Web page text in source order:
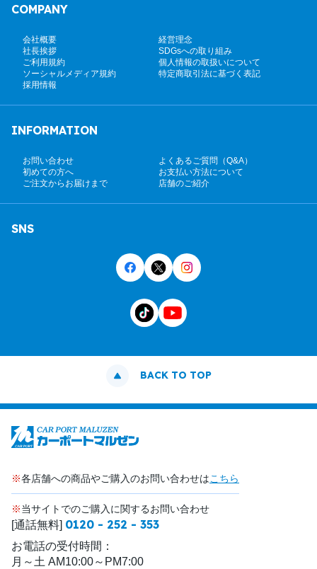
COMPANY
会社概要
経営理念
社長挨拶
SDGsへの取り組み
ご利用規約
個人情報の取扱いについて
ソーシャルメディア規約
特定商取引法に基づく表記
採用情報
INFORMATION
お問い合わせ
よくあるご質問（Q&A）
初めての方へ
お支払い方法について
ご注文からお届けまで
店舗のご紹介
SNS
BACK TO TOP
※各店舗への商品やご購入のお問い合わせはこちら
※当サイトでのご購入に関するお問い合わせ
[通話無料] 0120 - 252 - 353
お電話の受付時間：
月～土 AM10:00～PM7:00